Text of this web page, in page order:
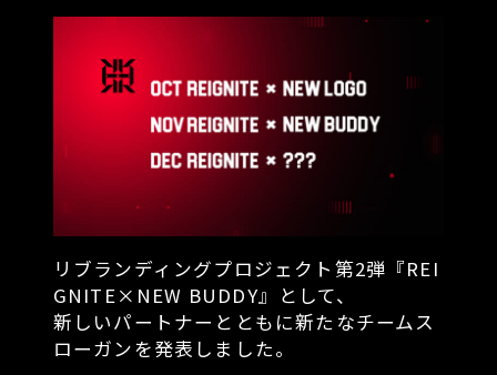
リブランディングプロジェクト第2弾『REI
GNITE×NEW BUDDY』として、
新しいパートナーとともに新たなチームス
ローガンを発表しました。